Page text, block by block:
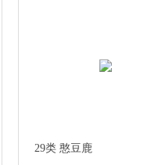
29类 憨豆鹿